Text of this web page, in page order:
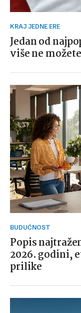
KRAJ JEDNE ERE
Jedan od
više ne
BUDUĆNOST
Popis
2026. godini,
prilike